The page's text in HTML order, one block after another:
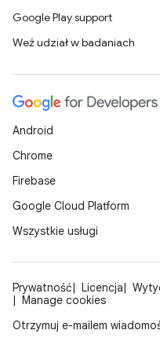
Google Play support
Weź udział w badaniach
Android
Chrome
Firebase
Google Cloud Platform
Wszystkie usługi
Prywatność Licencja
Manage cookies
Otrzymuj e-mailem